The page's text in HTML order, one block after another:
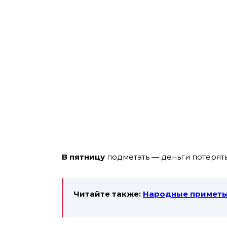
В пятницу подметать — деньги
Читайте также: Народные